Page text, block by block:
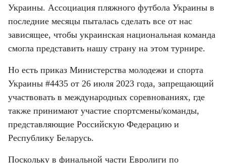
Украины. Ассоциация пляжного футбола Украины в
последние месяцы пыталась сделать все от нас
зависящее, чтобы украинская национальная команда
смогла представить нашу страну на этом турнире.
Но есть приказ Министерства молодежи и спорта
Украины #4435 от 26 июля 2023 года, запрещающий
участвовать в международных соревнованиях, где
также принимают участие спортсмены/команды,
представляющие Российскую Федерацию и
Республику Беларусь.
Поскольку в финальной части Евролиги по